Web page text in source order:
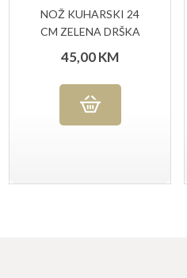
NOŽ KUHARSKI 24
CM ZELENA DRŠKA
45,00KM